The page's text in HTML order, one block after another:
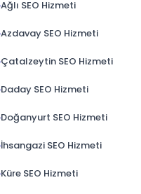
Ağlı SEO Hizmeti
Azdavay SEO Hizmeti
Çatalzeytin SEO Hizmeti
Daday SEO Hizmeti
Doğanyurt SEO Hizmeti
İhsangazi SEO Hizmeti
Küre SEO Hizmeti